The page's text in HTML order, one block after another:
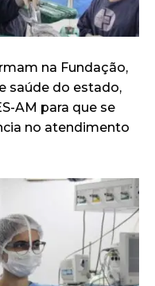
na Fundação,
saúde do estado,
AM para que se
no atendimento